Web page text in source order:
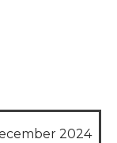
2024